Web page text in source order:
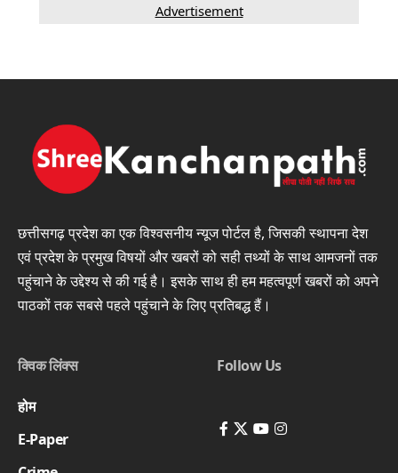
Advertisement
छत्तीसगढ़ प्रदेश का एक विश्वसनीय न्यूज पोर्टल है, जिसकी स्थापना देश
एवं प्रदेश के प्रमुख विषयों और खबरों को सही तथ्यों के साथ आमजनों तक
पहुंचाने के उद्देश्य से की गई है। इसके साथ ही हम महत्वपूर्ण खबरों को अपने
पाठकों तक सबसे पहले पहुंचाने के लिए प्रतिबद्ध हैं।
क्विक लिंक्स
होम
E-Paper
Follow Us